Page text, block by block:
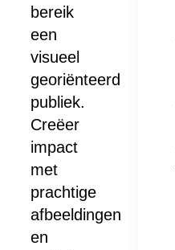
bereik
een
visueel
georiënteerd
publiek.
Creëer
impact
met
prachtige
afbeeldingen
en